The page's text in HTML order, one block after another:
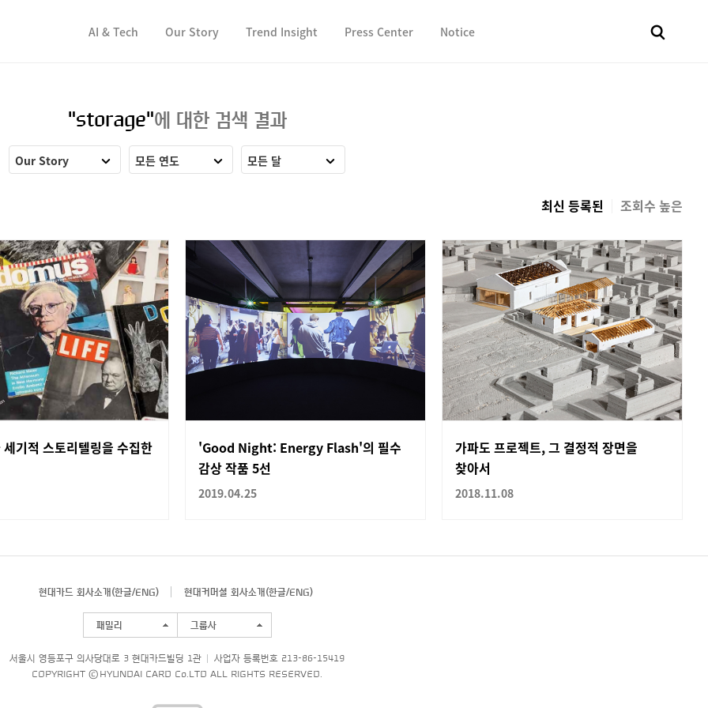
AI & Tech Our Story Trend Insight Press Center Notice
"storage"에 대한 검색 결과
Our Story 모든 연도 모든 달
최신 등록된 조회수 높은
기적 스토리텔링을 수집한
'Good Night: Energy Flash'의 필수
감상 작품 5선
2019.04.25
가파도 프로젝트, 그 결정적 장면을
찾아서
2018.11.08
현대카드 회사소개(한글/ENG) 현대커머셜 회사소개(한글/ENG)
패밀리 그룹사
서울시 영등포구 의사당대로 3 현대카드빌딩 1관
사업자 등록번호 213-86-15419
COPYRIGHT © HYUNDAI CARD Co.LTD ALL RIGHTS RESERVED.